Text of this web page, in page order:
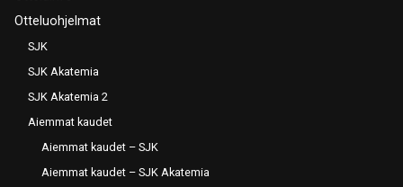
Otteluohjelmat
SJK
SJK Akatemia
SJK Akatemia 2
Aiemmat kaudet
Aiemmat kaudet – SJK
Aiemmat kaudet – SJK Akatemia